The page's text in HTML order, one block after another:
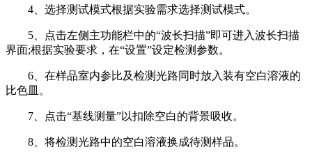
4、选择测试模式根据实验需求选择测试模式。
5、点击左侧主功能栏中的“波长扫描”即可进入波长扫描
界面;根据实验要求，在“设置”设定检测参数。
6、在样品室内参比及检测光路同时放入装有空白溶液的
比色皿。
7、点击“基线测量”以扣除空白的背景吸收。
8、将检测光路中的空白溶液换成待测样品。